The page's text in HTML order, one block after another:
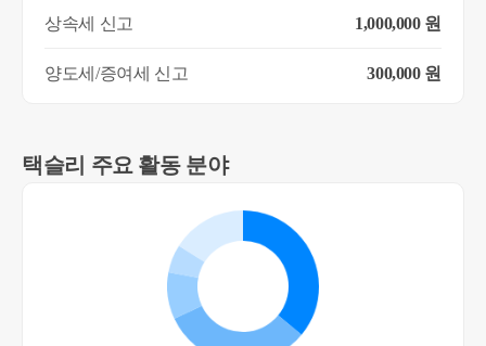
상속세 신고 1,000,000 원
양도세/증여세 신고 300,000 원
택슬리 주요 활동 분야